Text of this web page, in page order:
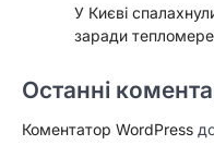
У Києві
заради
Останні
Коментатор WordPress